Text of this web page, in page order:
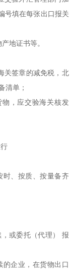
号填在每张出口报关
地证书等。
关签章的减免税，北
清单；
，应交验海关核发
时、按质、按量备齐
或委托（代理） 报
的企业，在货物出口